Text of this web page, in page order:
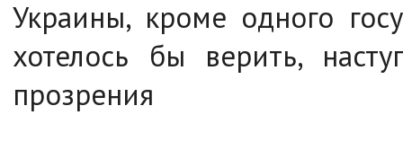
Украины, кроме одного
хотелось бы верить,
прозрения